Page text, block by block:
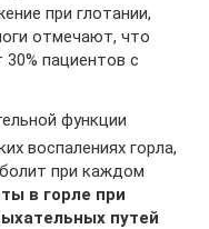
при глотании,
отмечают, что
пациентов с
функции
воспалениях горла,
при каждом
в горле при
путей